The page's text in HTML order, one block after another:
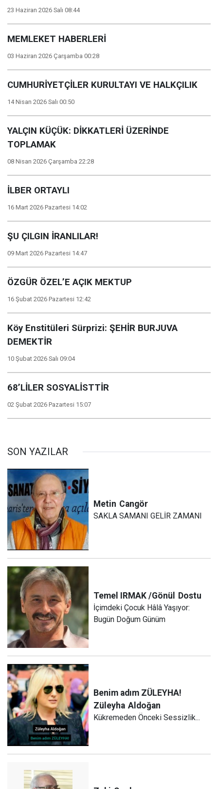
23 Haziran 2026 Salı 08:44
MEMLEKET HABERLERİ
03 Haziran 2026 Çarşamba 00:28
CUMHURİYETÇİLER KURULTAYI VE HALKÇILIK
14 Nisan 2026 Salı 00:50
YALÇIN KÜÇÜK: DİKKATLERİ ÜZERİNDE
TOPLAMAK
08 Nisan 2026 Çarşamba 22:28
İLBER ORTAYLI
16 Mart 2026 Pazartesi 14:02
ŞU ÇILGIN İRANLILAR!
09 Mart 2026 Pazartesi 14:47
ÖZGÜR ÖZEL’E AÇIK MEKTUP
16 Şubat 2026 Pazartesi 12:42
Köy Enstitüleri Sürprizi: ŞEHİR BURJUVA
DEMEKTİR
10 Şubat 2026 Salı 09:04
68’LİLER SOSYALİSTTİR
02 Şubat 2026 Pazartesi 15:07
SON YAZILAR
Metin Cangör
SAKLA SAMANI GELİR ZAMANI
Temel IRMAK /Gönül Dostu
İçimdeki Çocuk Hâlâ Yaşıyor:
Bugün Doğum Günüm
Benim adım ZÜLEYHA!
Züleyha Aldoğan
Kükremeden Önceki Sessizlik...